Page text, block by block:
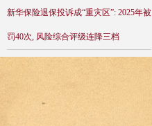
新华保险退保投诉成“重灾区”: 2025年被
罚40次, 风险综合评级连降三档